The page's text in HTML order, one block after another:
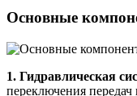
Основные
1. Гидравлическая
переключения